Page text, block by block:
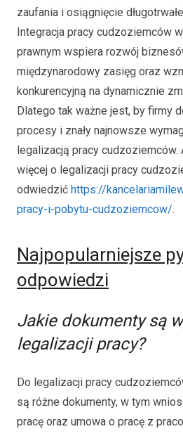
zaufania i osiągnięcie
Integracja pracy cudzoziemców
prawnym wspiera rozwój
międzynarodowy zasięg oraz
konkurencyjną na dynamicznie
Dlatego tak ważne jest, by firmy
procesy i znały najnowsze
legalizacją pracy
więcej o legalizacji pracy
odwiedzić https://
pracy-i-pobytu-cudzoziemcow/.
Najpopularniejsze
odpowiedzi
Jakie dokumenty są
legalizacji pracy?
Do legalizacji pracy
są różne dokumenty, w tym
pracę oraz umowa o pracę z